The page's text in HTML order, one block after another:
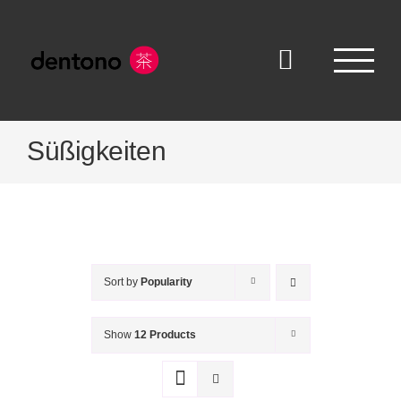
content
Süßigkeiten
Sort by Popularity
Show 12 Products